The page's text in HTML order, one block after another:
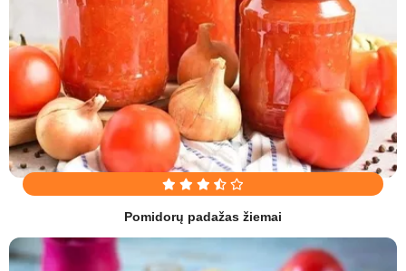
Pomidorų padažas žiemai